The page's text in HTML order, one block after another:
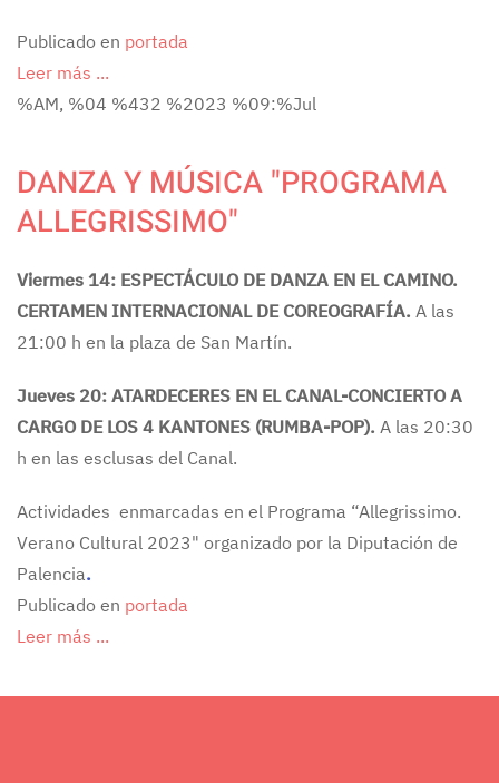
Publicado en portada
Leer más ...
%AM, %04 %432 %2023 %09:%Jul
DANZA Y MÚSICA "PROGRAMA
ALLEGRISSIMO"
Viermes 14: ESPECTÁCULO DE DANZA EN EL CAMINO.
CERTAMEN INTERNACIONAL DE COREOGRAFÍA. A las
21:00 h en la plaza de San Martín.
Jueves 20: ATARDECERES EN EL CANAL-CONCIERTO A
CARGO DE LOS 4 KANTONES (RUMBA-POP). A las 20:30
h en las esclusas del Canal.
Actividades enmarcadas en el Programa “Allegrissimo.
Verano Cultural 2023" organizado por la Diputación de
Palencia.
Publicado en portada
Leer más ...